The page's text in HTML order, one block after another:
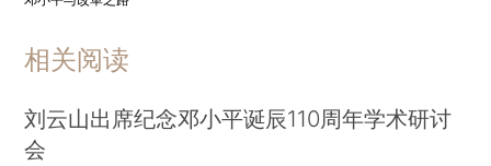
相关阅读
刘云山出席纪念邓小平诞辰110周年学术研讨
会